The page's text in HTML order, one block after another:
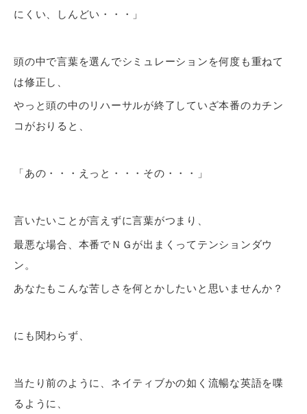
にくい、しんどい・・・」
頭の中で言葉を選んでシミュレーションを何度も重ねて
は修正し、
やっと頭の中のリハーサルが終了していざ本番のカチン
コがおりると、
「あの・・・えっと・・・その・・・」
言いたいことが言えずに言葉がつまり、
最悪な場合、本番でＮＧが出まくってテンションダウ
ン。
あなたもこんな苦しさを何とかしたいと思いませんか？
にも関わらず、
当たり前のように、ネイティブかの如く流暢な英語を喋
るように、